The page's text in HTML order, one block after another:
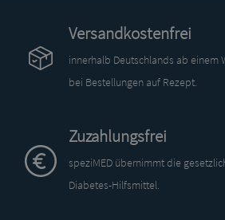
Versandkostenfrei
innerhalb Deutschlands ab einem
bei Bestellungen auf Rezept.
Zuzahlungsfrei
speziMED übernimmt die
Diabetes-Hilfsmittel.